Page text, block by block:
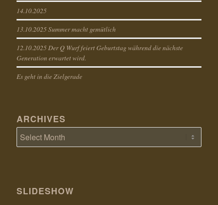
14.10.2025
13.10.2025 Summer macht gemütlich
12.10.2025 Der Q Wurf feiert Geburtstag während die nächste
Generation erwartet wird.
Es geht in die Zielgerade
ARCHIVES
SLIDESHOW